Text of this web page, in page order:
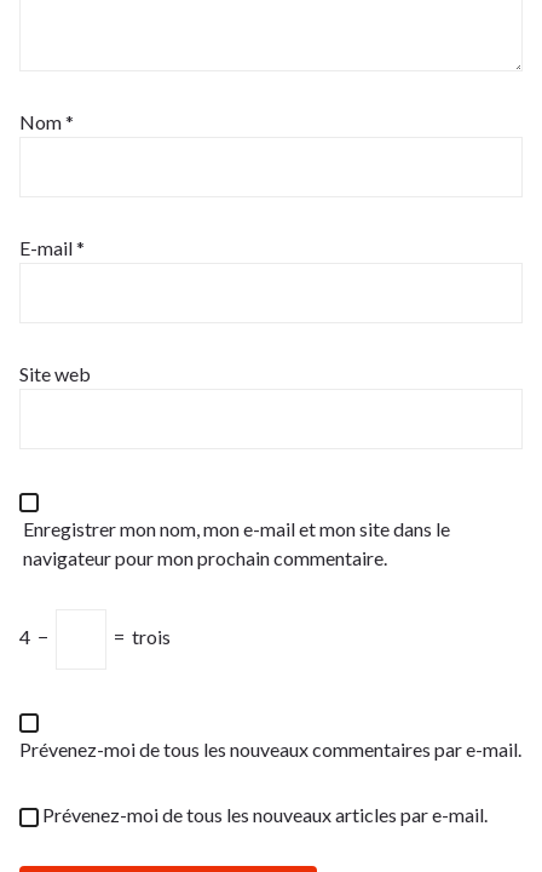
Nom*
E-mail*
Site web
Enregistrer mon nom, mon e-mail et mon site dans le
navigateur pour mon prochain commentaire.
4 − = trois
Prévenez-moi de tous les nouveaux commentaires par e-mail.
Prévenez-moi de tous les nouveaux articles par e-mail.